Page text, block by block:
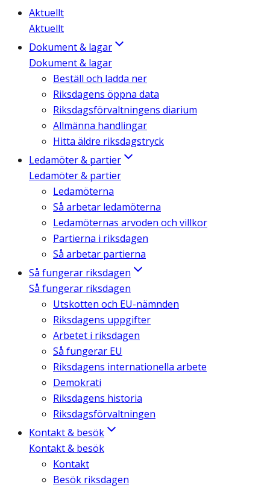
Aktuellt
Aktuellt
Dokument & lagar
Dokument & lagar
Beställ och ladda ner
Riksdagens öppna data
Riksdagsförvaltningens diarium
Allmänna handlingar
Hitta äldre riksdagstryck
Ledamöter & partier
Ledamöter & partier
Ledamöterna
Så arbetar ledamöterna
Ledamöternas arvoden och villkor
Partierna i riksdagen
Så arbetar partierna
Så fungerar riksdagen
Så fungerar riksdagen
Utskotten och EU-nämnden
Riksdagens uppgifter
Arbetet i riksdagen
Så fungerar EU
Riksdagens internationella arbete
Demokrati
Riksdagens historia
Riksdagsförvaltningen
Kontakt & besök
Kontakt & besök
Kontakt
Besök riksdagen